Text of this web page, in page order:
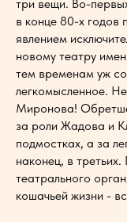
три вещи. Во-
в конце 80-х годов
явлением
новому театру
тем временам уж
легкомысленное.
Миронова!
за роли Жадова и
подмостках, а за
наконец, в
театрального
кошачьей жизни -